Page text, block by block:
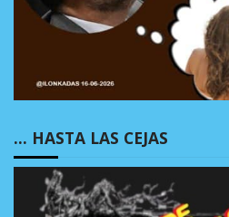
… HASTA LAS CEJAS